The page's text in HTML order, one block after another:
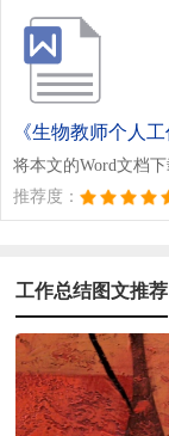
《生物教师个人工
将本文的Word文档
推荐度：
工作总结图文推荐